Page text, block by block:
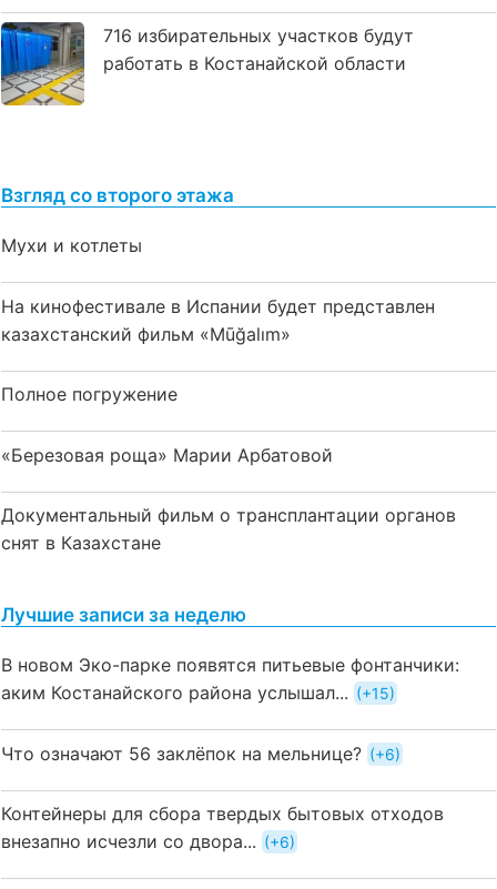
716 избирательных участков будут
работать в Костанайской области
Взгляд со второго этажа
Мухи и котлеты
На кинофестивале в Испании будет представлен
казахстанский фильм «Mūğalım»
Полное погружение
«Березовая роща» Марии Арбатовой
Документальный фильм о трансплантации органов
снят в Казахстане
Лучшие записи за неделю
В новом Эко-парке появятся питьевые фонтанчики:
аким Костанайского района услышал...
+15
Что означают 56 заклёпок на мельнице? +6
Контейнеры для сбора твердых бытовых отходов
внезапно исчезли со двора...
+6